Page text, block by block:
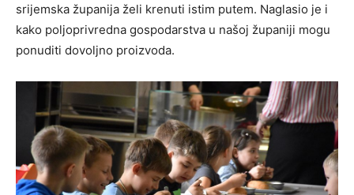
srijemska županija želi krenuti istim putem. Naglasio je i
kako poljoprivredna gospodarstva u našoj županiji mogu
ponuditi dovoljno proizvoda.